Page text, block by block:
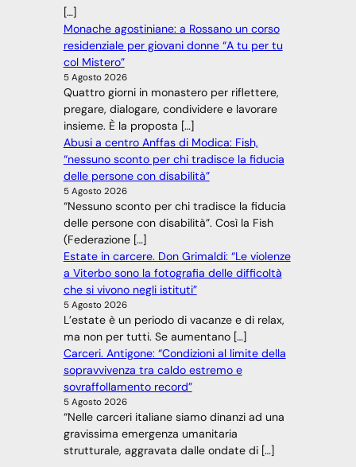
[…]
Monache agostiniane: a Rossano un corso
residenziale per giovani donne “A tu per tu
col Mistero”
5 Agosto 2026
Quattro giorni in monastero per riflettere,
pregare, dialogare, condividere e lavorare
insieme. È la proposta […]
Abusi a centro Anffas di Modica: Fish,
“nessuno sconto per chi tradisce la fiducia
delle persone con disabilità”
5 Agosto 2026
“Nessuno sconto per chi tradisce la fiducia
delle persone con disabilità”. Così la Fish
(Federazione […]
Estate in carcere. Don Grimaldi: “Le violenze
a Viterbo sono la fotografia delle difficoltà
che si vivono negli istituti”
5 Agosto 2026
L’estate è un periodo di vacanze e di relax,
ma non per tutti. Se aumentano […]
Carceri. Antigone: “Condizioni al limite della
sopravvivenza tra caldo estremo e
sovraffollamento record”
5 Agosto 2026
“Nelle carceri italiane siamo dinanzi ad una
gravissima emergenza umanitaria
strutturale, aggravata dalle ondate di […]